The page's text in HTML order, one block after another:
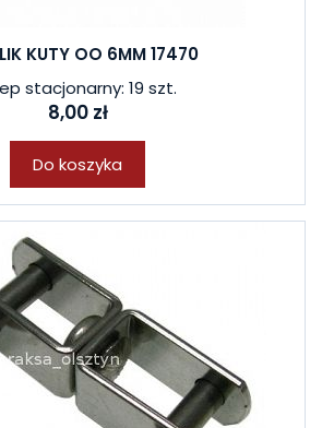
KUTY OO 6MM 17470
stacjonarny: 19 szt.
8,00 zł
Do koszyka